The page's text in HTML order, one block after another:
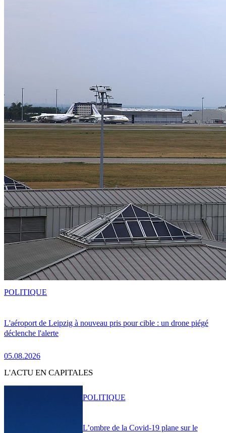
L'aéroport de Leipzig à nouveau pris pour cible : un drone piégé
déclenche l'alerte
05.08.2026
POLITIQUE
L'ACTU EN CAPITALES
L’ombre de la Covid-19 plane sur le
POLITIQUE